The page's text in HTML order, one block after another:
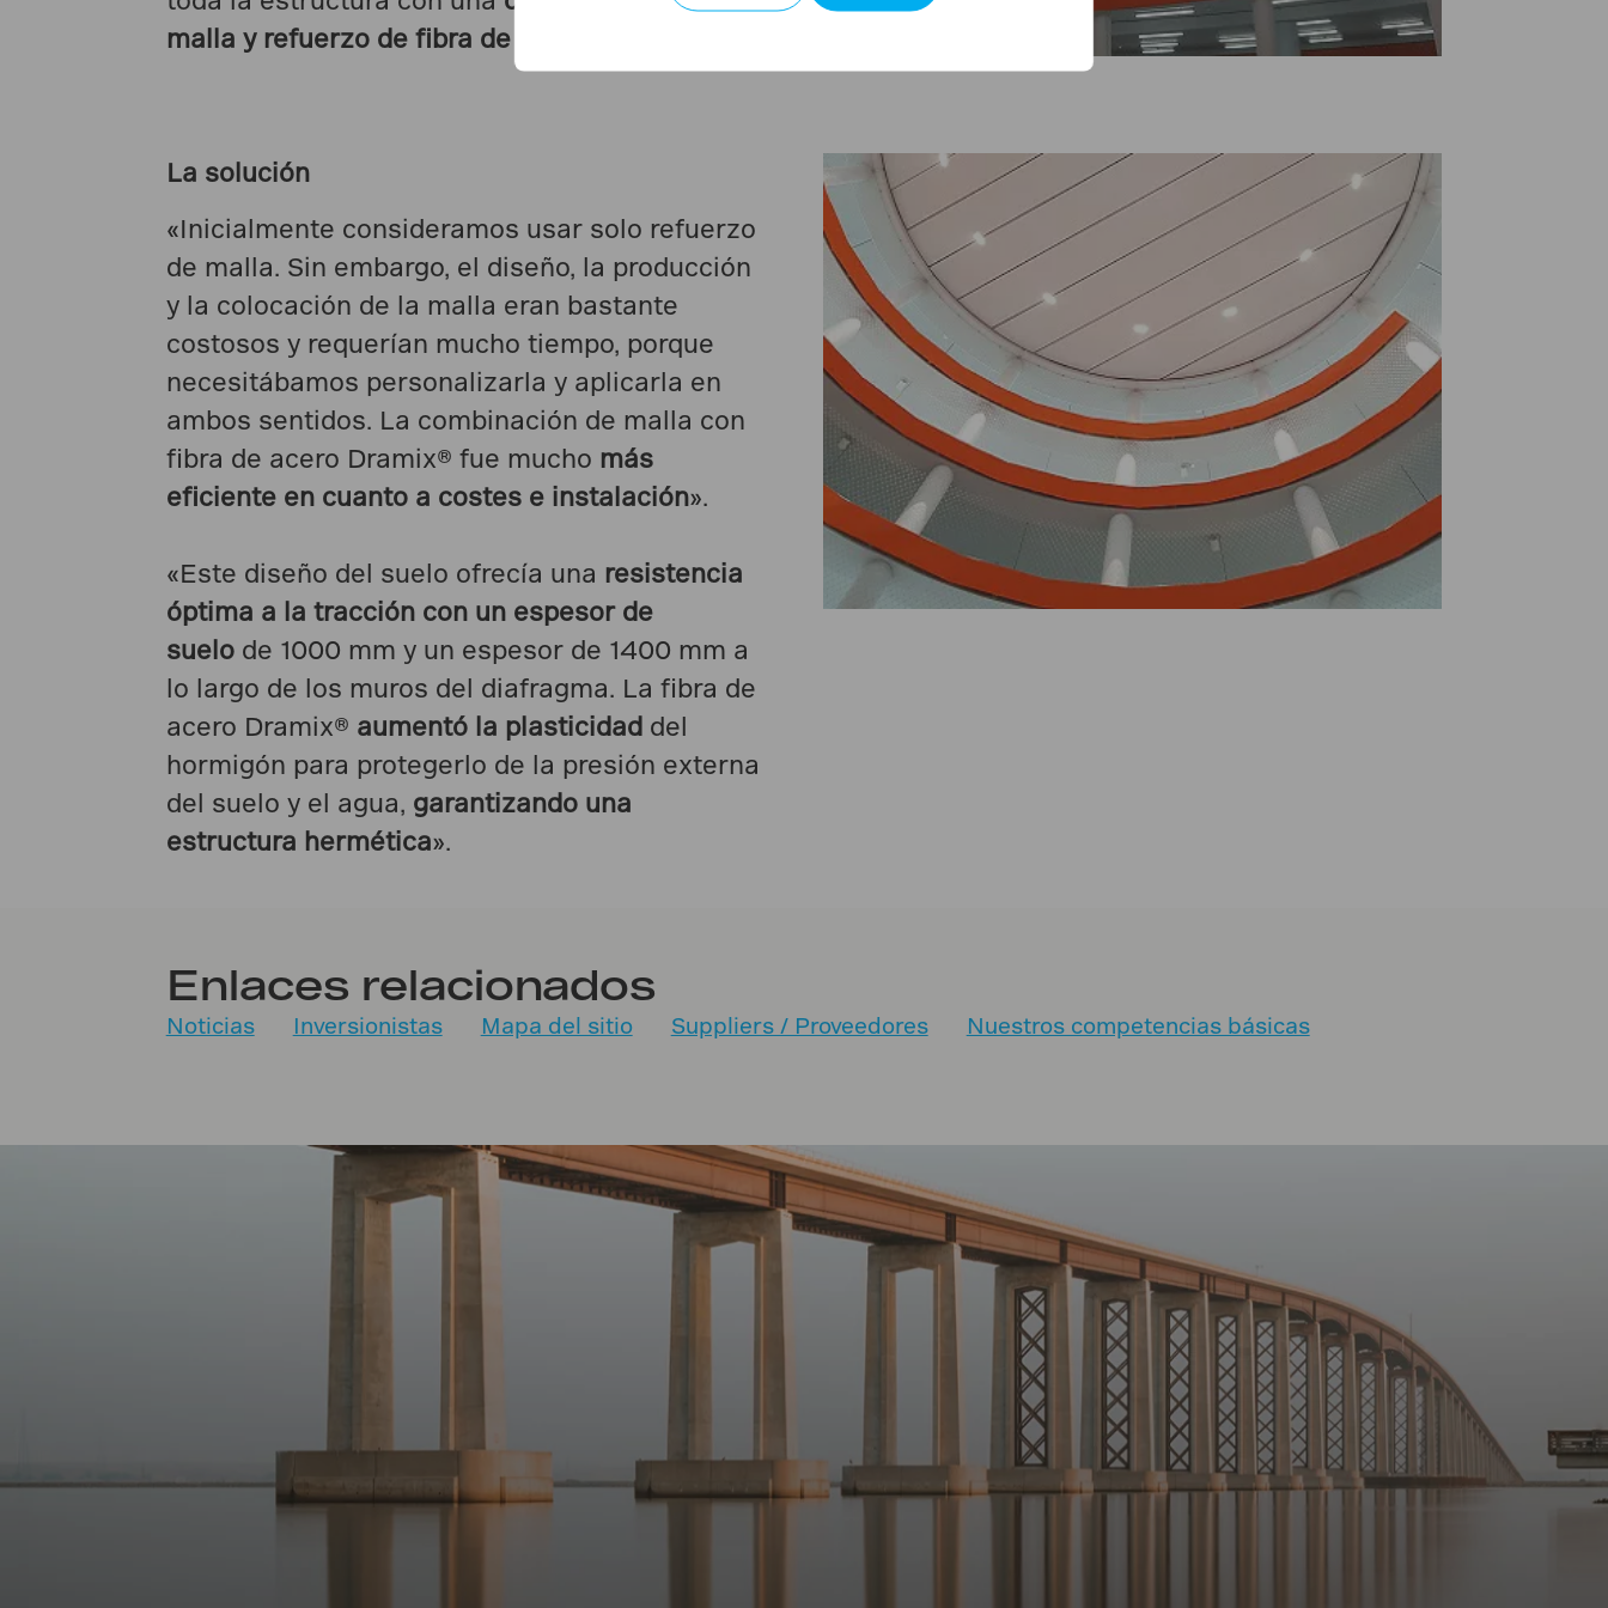
malla y refuerzo de fibra de acero
La solución
«Inicialmente consideramos usar solo refuerzo
de malla. Sin embargo, el diseño, la producción
y la colocación de la malla eran bastante
costosos y requerían mucho tiempo, porque
necesitábamos personalizarla y aplicarla en
ambos sentidos. La combinación de malla con
fibra de acero Dramix® fue mucho más
eficiente en cuanto a costes e instalación».
«Este diseño del suelo ofrecía una resistencia
óptima a la tracción con un espesor de
suelo de 1000 mm y un espesor de 1400 mm a
lo largo de los muros del diafragma. La fibra de
acero Dramix® aumentó la plasticidaddel
hormigón para protegerlo de la presión externa
del suelo y el agua, garantizando una
estructura hermética».
Enlaces relacionados
Noticias Inversionistas Mapa del sitio Suppliers / Proveedores Nuestros competencias básicas